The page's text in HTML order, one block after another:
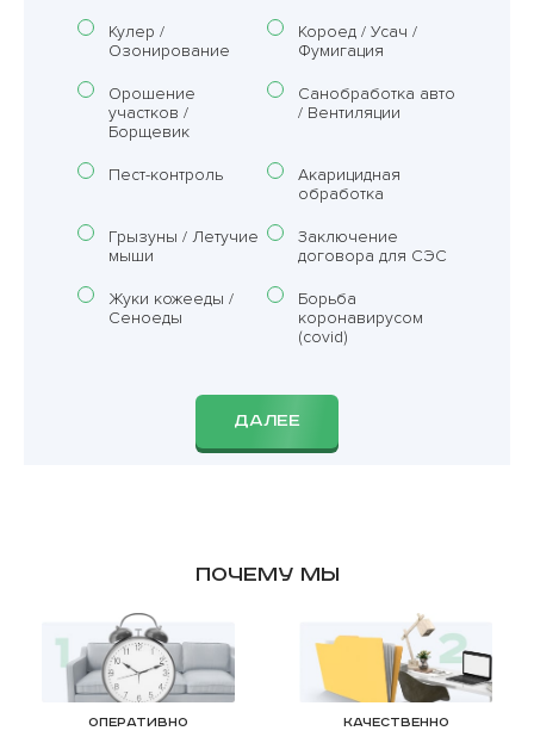
Кулер /
Озонирование
Короед / Усач /
Фумигация
Орошение
участков /
Борщевик
Санобработка авто
/ Вентиляции
Пест-контроль
Акарицидная
обработка
Грызуны / Летучие
мыши
Заключение
договора для СЭС
Жуки кожееды /
Сеноеды
Борьба
коронавирусом
(covid)
ДАЛЕЕ
Почему мы
Оперативно Качественно